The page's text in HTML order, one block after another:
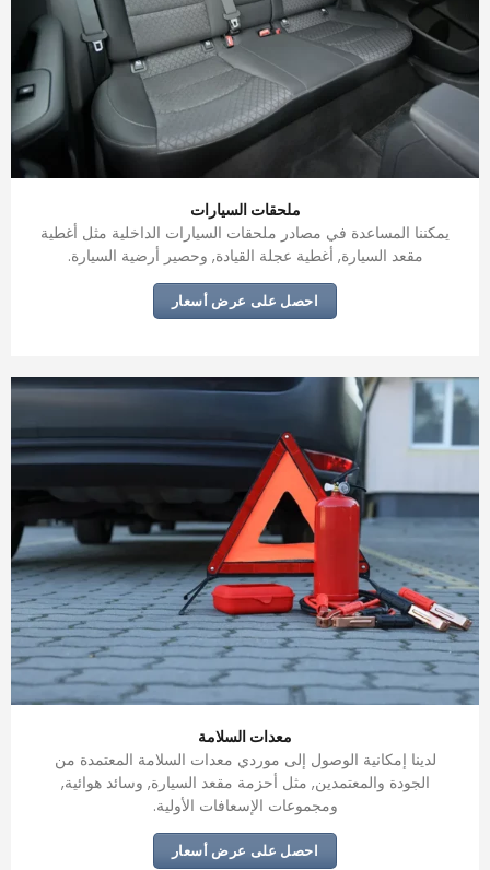
ملحقات السيارات
يمكننا المساعدة في مصادر ملحقات السيارات الداخلية مثل أغطية
مقعد السيارة, أغطية عجلة القيادة, وحصير أرضية السيارة.
احصل على عرض أسعار
معدات السلامة
لدينا إمكانية الوصول إلى موردي معدات السلامة المعتمدة من
الجودة والمعتمدين, مثل أحزمة مقعد السيارة, وسائد هوائية,
ومجموعات الإسعافات الأولية.
احصل على عرض أسعار